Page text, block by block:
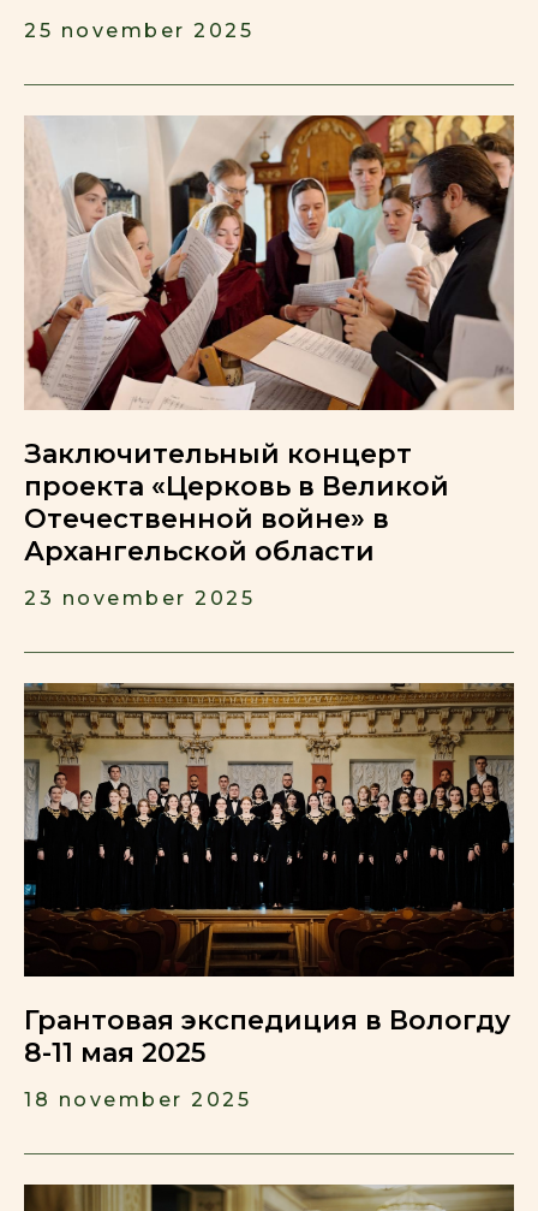
25 november 2025
Заключительный концерт
проекта «Церковь в Великой
Отечественной войне» в
Архангельской области
23 november 2025
Грантовая экспедиция в Вологду
8-11 мая 2025
18 november 2025